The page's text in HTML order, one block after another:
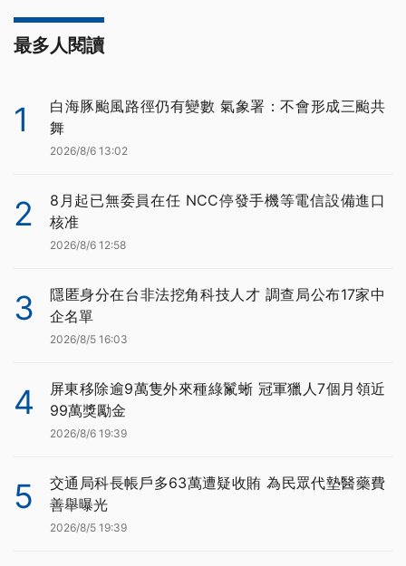
最多人閱讀
1
白海豚颱風路徑仍有變數 氣象署：不會形成三颱共
舞
2026/8/6 13:02
2
8月起已無委員在任 NCC停發手機等電信設備進口
核准
2026/8/6 12:58
3
隱匿身分在台非法挖角科技人才 調查局公布17家中
企名單
2026/8/5 16:03
4
屏東移除逾9萬隻外來種綠鬣蜥 冠軍獵人7個月領近
99萬獎勵金
2026/8/6 19:39
5
交通局科長帳戶多63萬遭疑收賄 為民眾代墊醫藥費
善舉曝光
2026/8/5 19:39